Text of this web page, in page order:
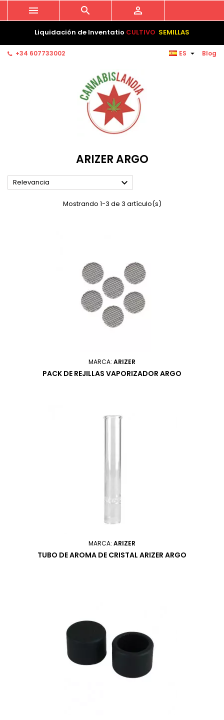
Liquidación de Inventatio CULTIVO SEMILLAS
Blog
+34 607733002 ES 
  
ARIZER ARGO
Relevancia 
Mostrando 1-3 de 3 artículo(s)
MARCA: ARIZER
PACK DE REJILLAS VAPORIZADOR ARGO
MARCA: ARIZER
TUBO DE AROMA DE CRISTAL ARIZER ARGO